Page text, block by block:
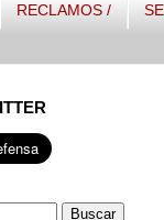
RECLAMOS /